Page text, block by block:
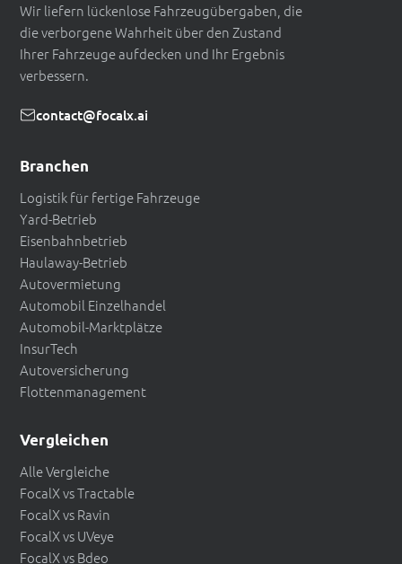
Wir liefern lückenlose Fahrzeugübergaben, die
die verborgene Wahrheit über den Zustand
Ihrer Fahrzeuge aufdecken und Ihr Ergebnis
verbessern.
contact@focalx.ai
Branchen
Logistik für fertige Fahrzeuge
Yard-Betrieb
Eisenbahnbetrieb
Haulaway-Betrieb
Autovermietung
Automobil Einzelhandel
Automobil-Marktplätze
InsurTech
Autoversicherung
Flottenmanagement
Vergleichen
Alle Vergleiche
FocalX vs Tractable
FocalX vs Ravin
FocalX vs UVeye
FocalX vs Bdeo